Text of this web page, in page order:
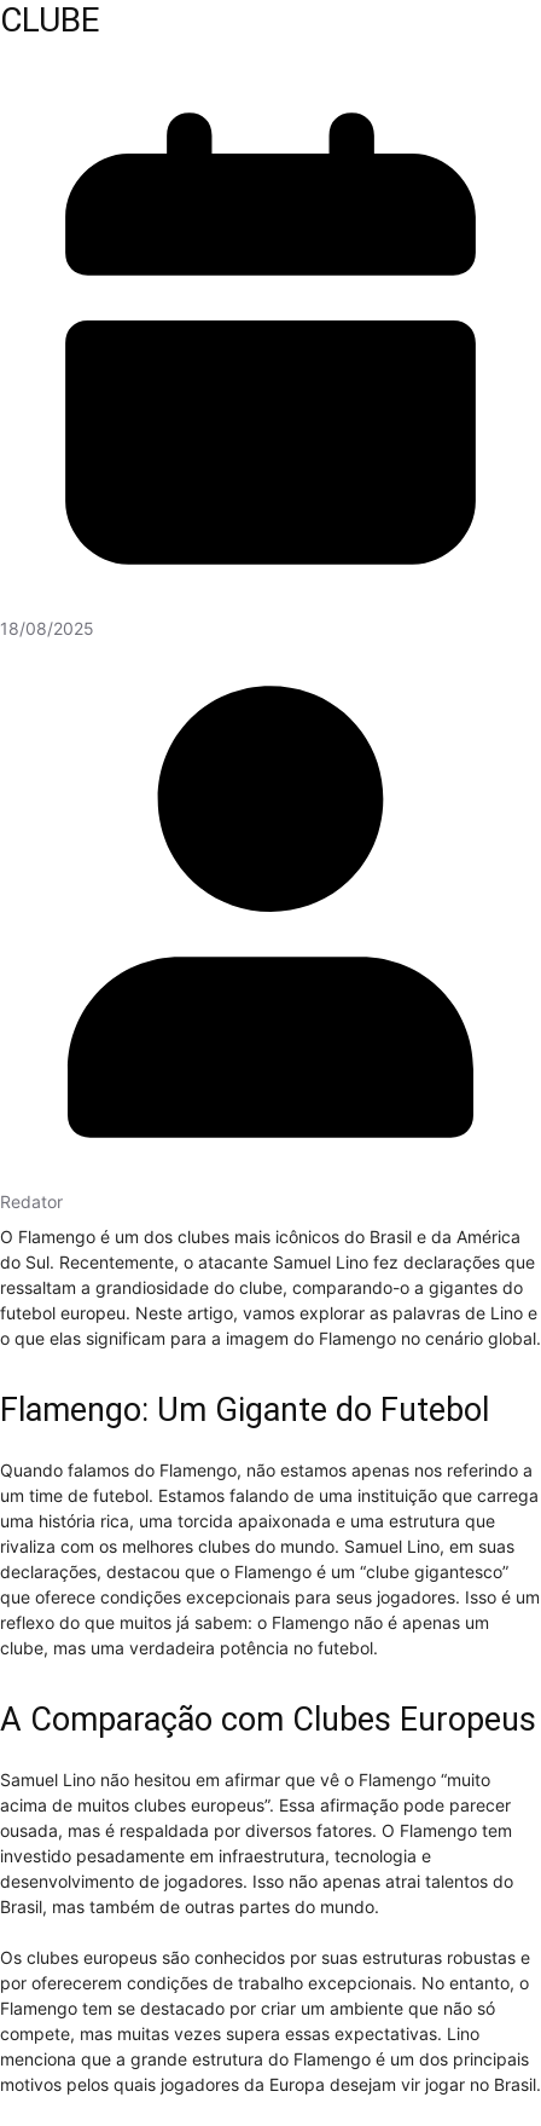
CLUBE
18/08/2025
Redator
O Flamengo é um dos clubes mais icônicos do Brasil e da América
do Sul. Recentemente, o atacante Samuel Lino fez declarações que
ressaltam a grandiosidade do clube, comparando-o a gigantes do
futebol europeu. Neste artigo, vamos explorar as palavras de Lino e
o que elas significam para a imagem do Flamengo no cenário global.
Flamengo: Um Gigante do Futebol
Quando falamos do Flamengo, não estamos apenas nos referindo a
um time de futebol. Estamos falando de uma instituição que carrega
uma história rica, uma torcida apaixonada e uma estrutura que
rivaliza com os melhores clubes do mundo. Samuel Lino, em suas
declarações, destacou que o Flamengo é um “clube gigantesco”
que oferece condições excepcionais para seus jogadores. Isso é um
reflexo do que muitos já sabem: o Flamengo não é apenas um
clube, mas uma verdadeira potência no futebol.
A Comparação com Clubes Europeus
Samuel Lino não hesitou em afirmar que vê o Flamengo “muito
acima de muitos clubes europeus”. Essa afirmação pode parecer
ousada, mas é respaldada por diversos fatores. O Flamengo tem
investido pesadamente em infraestrutura, tecnologia e
desenvolvimento de jogadores. Isso não apenas atrai talentos do
Brasil, mas também de outras partes do mundo.
Os clubes europeus são conhecidos por suas estruturas robustas e
por oferecerem condições de trabalho excepcionais. No entanto, o
Flamengo tem se destacado por criar um ambiente que não só
compete, mas muitas vezes supera essas expectativas. Lino
menciona que a grande estrutura do Flamengo é um dos principais
motivos pelos quais jogadores da Europa desejam vir jogar no Brasil.